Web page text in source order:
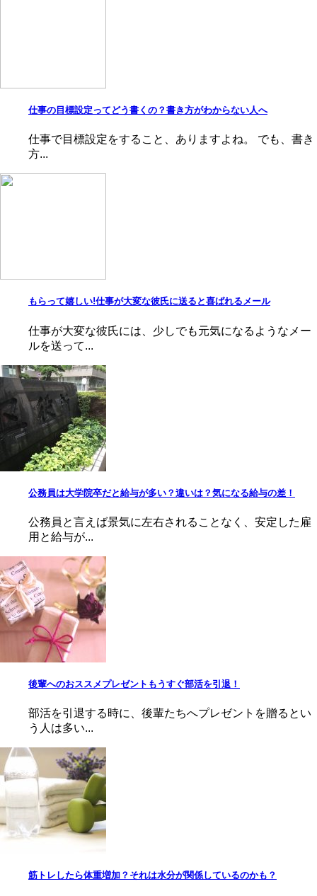
仕事の目標設定ってどう書くの？書き方がわからない人へ
仕事で目標設定をすること、ありますよね。 でも、書き
方...
もらって嬉しい!仕事が大変な彼氏に送ると喜ばれるメール
仕事が大変な彼氏には、少しでも元気になるようなメー
ルを送って...
公務員は大学院卒だと給与が多い？違いは？気になる給与の差！
公務員と言えば景気に左右されることなく、安定した雇
用と給与が...
後輩へのおススメプレゼントもうすぐ部活を引退！
部活を引退する時に、後輩たちへプレゼントを贈るとい
う人は多い...
筋トレしたら体重増加？それは水分が関係しているのかも？